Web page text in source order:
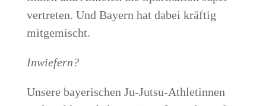
ver­tre­ten. Und Bay­ern hat dabei kräf­tig
mitgemischt.
Inwie­fern?
Unse­re baye­ri­schen Ju-Jutsu-Ath­le­tin­nen